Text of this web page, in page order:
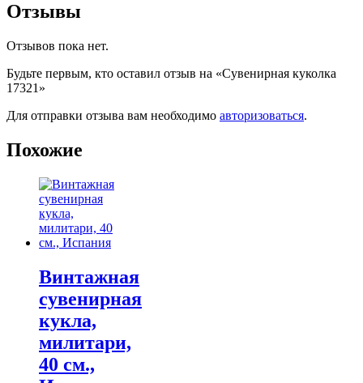
Отзывы
Отзывов пока нет.
Будьте первым, кто оставил отзыв на «Сувенирная куколка
17321»
Для отправки отзыва вам необходимо авторизоваться.
Похожие
Винтажная
сувенирная
кукла,
милитари,
40 см.,